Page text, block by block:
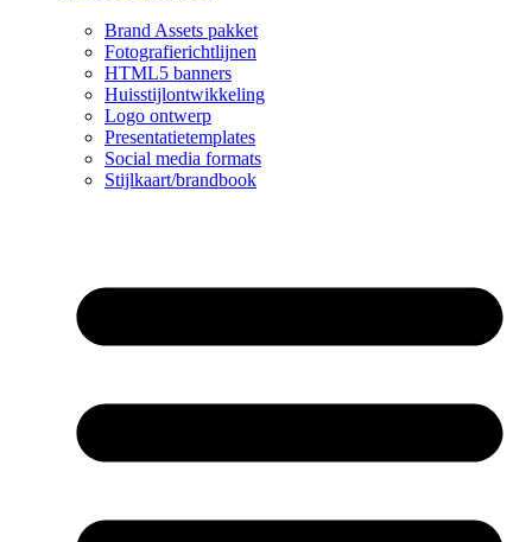
Brand Assets pakket
Fotografierichtlijnen
HTML5 banners
Huisstijlontwikkeling
Logo ontwerp
Presentatietemplates
Social media formats
Stijlkaart/brandbook